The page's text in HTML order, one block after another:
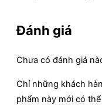
Đánh giá
Chưa có đánh giá
Chỉ những khách
phẩm này mới có